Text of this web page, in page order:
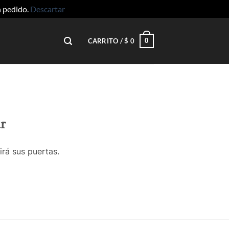
pedido. Descartar
CARRITO /$ 0 0
sus puertas.